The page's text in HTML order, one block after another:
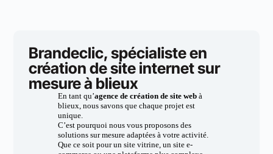
Brandeclic, spécialiste en
création de site internet sur
mesure à blieux
En tant qu’agence de création de site webà
blieux, nous savons que chaque projet est
unique.
C’est pourquoi nous vous proposons des
solutions sur mesure adaptées à votre activité.
Que ce soit pour un site vitrine, un site e-